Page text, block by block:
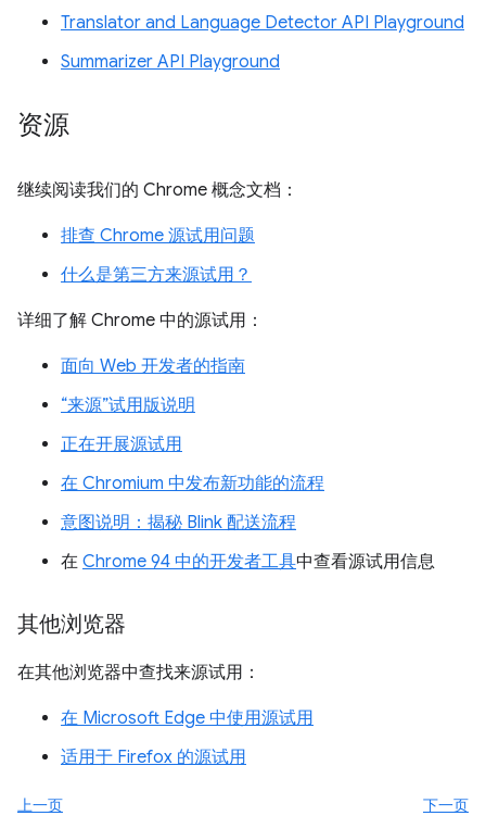
Translator and Language Detector API Playground
Summarizer API Playground
资源
继续阅读我们的 Chrome 概念文档：
排查 Chrome 源试用问题
什么是第三方来源试用？
详细了解 Chrome 中的源试用：
面向 Web 开发者的指南
“来源”试用版说明
正在开展源试用
在 Chromium 中发布新功能的流程
意图说明：揭秘 Blink 配送流程
在 Chrome 94 中的开发者工具中查看源试用信息
其他浏览器
在其他浏览器中查找来源试用：
在 Microsoft Edge 中使用源试用
适用于 Firefox 的源试用
上一页
下一页